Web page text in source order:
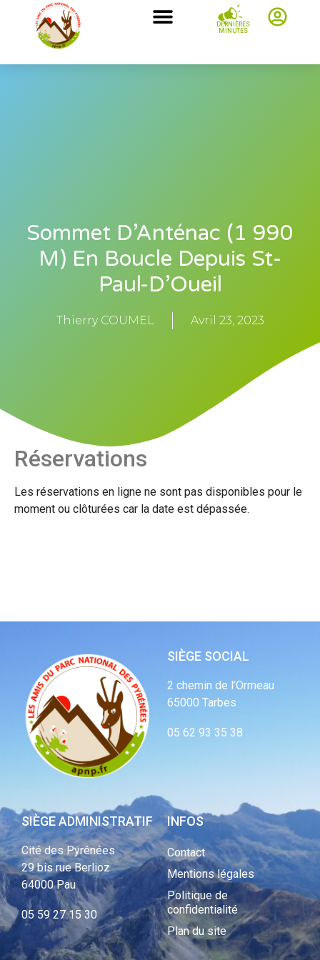
DERNIÈRES
MINUTES
Sommet D’Anténac (1 990
M) En Boucle Depuis St-
Paul-D’Oueil
Thierry COUMEL Avril 23, 2023
Réservations
Les réservations en ligne ne sont pas disponibles pour le
moment ou clôturées car la date est dépassée.
SIÈGE SOCIAL
2 chemin de l’Ormeau
65000 Tarbes
05 62 93 35 38
SIÈGE ADMINISTRATIF
Cité des Pyrénées
29 bis rue Berlioz
64000 Pau
05 59 27 15 30
INFOS
Contact
Mentions légales
Politique de
confidentialité
Plan du site